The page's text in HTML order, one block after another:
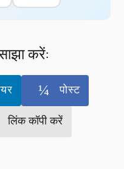
करें:
पोस्ट
लिंक कॉपी करें